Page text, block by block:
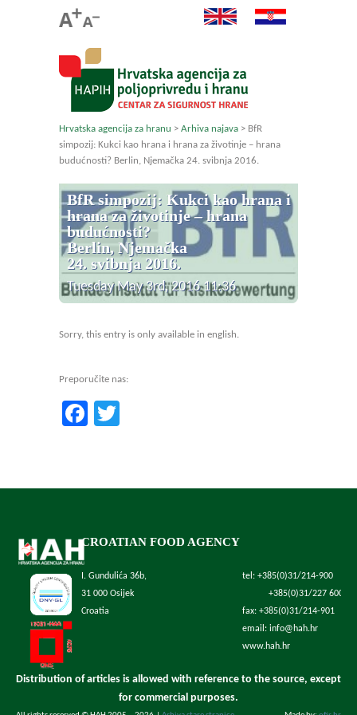
Hrvatska agencija za hranu > Arhiva najava > BfR
simpozij: Kukci kao hrana i hrana za životinje – hrana
budućnosti? Berlin, Njemačka 24. svibnja 2016.
BfR simpozij: Kukci kao hrana i
hrana za životinje – hrana
budućnosti?
Berlin, Njemačka
24. svibnja 2016.
Tuesday May 3rd, 2016 11:36
Sorry, this entry is only available in english.
Preporučite nas:
Facebook
CROATIAN FOOD AGENCY
I. Gundulića 36b,
31 000 Osijek
Croatia
tel: +385(0)31/214-900
+385(0)31/227 600
fax: +385(0)31/214-901
email: info@hah.hr
www.hah.hr
Distribution of articles is allowed with reference to the source, except
for commercial purposes.